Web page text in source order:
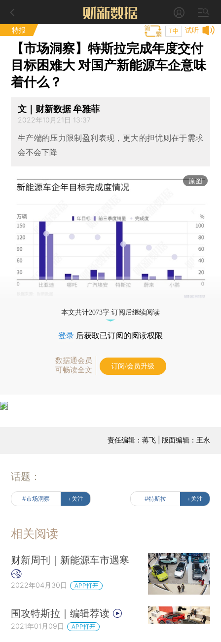
特报 试听
T中
【市场洞察】特斯拉完成年度交付
目标困难大 对国产新能源车企意味
着什么？
文｜财新数据 牟雅菲
2022年10月21日 13:37
生产端的压力限制盈利表现，更大的担忧则在于需求
会不会下降
原图
本文共计2073字 订阅后继续阅读
登录 后获取已订阅的阅读权限
数据通会员
可畅读全文
订阅/会员升级
责任编辑：蒋飞 | 版面编辑：王永
话题：
#市场洞察 +关注 #特斯拉 +关注
相关阅读
财新周刊｜新能源车市遇寒
2022年04月30日 APP打开
围攻特斯拉｜编辑荐读
2021年01月09日 APP打开